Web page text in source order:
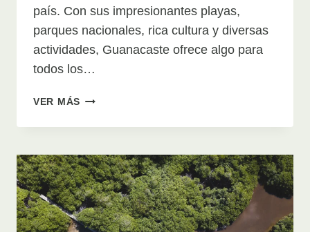
país. Con sus impresionantes playas,
parques nacionales, rica cultura y diversas
actividades, Guanacaste ofrece algo para
todos los…
VER MÁS DESCUBRE
DESTINOS
POPULARES:
LUGARES
TURÍSTICOS
MÁS
VISITADOS